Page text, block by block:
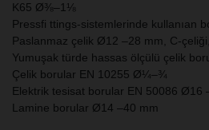
K65 Ø⅜–1⅛
Pressfi ttings-sistemlerinde kullanıan
Paslanmaz çelik Ø12 –28 mm, C-
Yumuşak türde hassas ölçülü çelik
Çelik borular EN 10255 Ø¼–¾
Elektrik tesisat borular EN 50086 Ø16
Lamine borular Ø14 –40 mm